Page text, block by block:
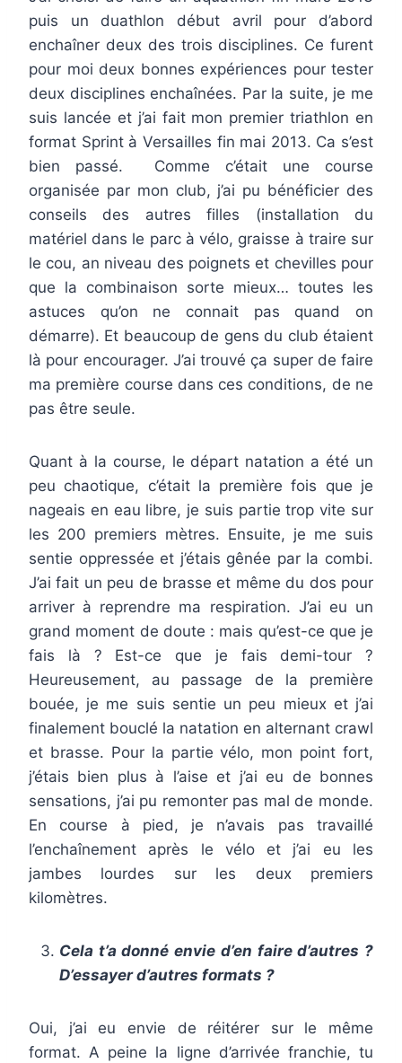
puis un duathlon début avril pour d’abord
enchaîner deux des trois disciplines. Ce furent
pour moi deux bonnes expériences pour tester
deux disciplines enchaînées. Par la suite, je me
suis lancée et j’ai fait mon premier triathlon en
format Sprint à Versailles fin mai 2013. Ca s’est
bien passé. Comme c’était une course
organisée par mon club, j’ai pu bénéficier des
conseils des autres filles (installation du
matériel dans le parc à vélo, graisse à traire sur
le cou, an niveau des poignets et chevilles pour
que la combinaison sorte mieux… toutes les
astuces qu’on ne connait pas quand on
démarre). Et beaucoup de gens du club étaient
là pour encourager. J’ai trouvé ça super de faire
ma première course dans ces conditions, de ne
pas être seule.
Quant à la course, le départ natation a été un
peu chaotique, c’était la première fois que je
nageais en eau libre, je suis partie trop vite sur
les 200 premiers mètres. Ensuite, je me suis
sentie oppressée et j’étais gênée par la combi.
J’ai fait un peu de brasse et même du dos pour
arriver à reprendre ma respiration. J’ai eu un
grand moment de doute : mais qu’est-ce que je
fais là ? Est-ce que je fais demi-tour ?
Heureusement, au passage de la première
bouée, je me suis sentie un peu mieux et j’ai
finalement bouclé la natation en alternant crawl
et brasse. Pour la partie vélo, mon point fort,
j’étais bien plus à l’aise et j’ai eu de bonnes
sensations, j’ai pu remonter pas mal de monde.
En course à pied, je n’avais pas travaillé
l’enchaînement après le vélo et j’ai eu les
jambes lourdes sur les deux premiers
kilomètres.
Cela t’a donné envie d’en faire d’autres ?
D’essayer d’autres formats ?
Oui, j’ai eu envie de réitérer sur le même
format. A peine la ligne d’arrivée franchie, tu